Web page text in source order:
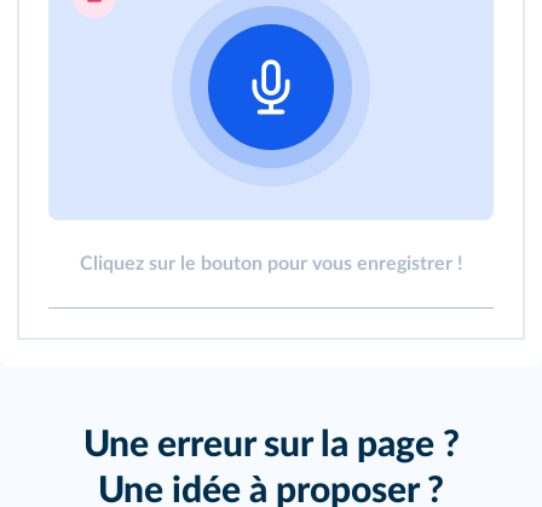
Cliquez sur le bouton pour vous enregistrer !
Une erreur sur la page ?
Une idée à proposer ?